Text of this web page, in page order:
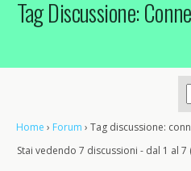
Tag Discussione:
Home › Forum › Tag discussione:
Stai vedendo 7 discussioni - dal 1 al 7